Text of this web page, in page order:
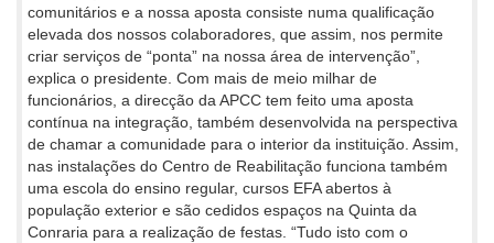
comunitários e a nossa aposta consiste numa qualificação
elevada dos nossos colaboradores, que assim, nos permite
criar serviços de “ponta” na nossa área de intervenção”,
explica o presidente. Com mais de meio milhar de
funcionários, a direcção da APCC tem feito uma aposta
contínua na integração, também desenvolvida na perspectiva
de chamar a comunidade para o interior da instituição. Assim,
nas instalações do Centro de Reabilitação funciona também
uma escola do ensino regular, cursos EFA abertos à
população exterior e são cedidos espaços na Quinta da
Conraria para a realização de festas. “Tudo isto com o